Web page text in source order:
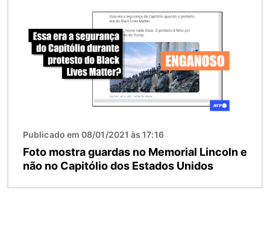
Publicado em 08/01/2021 às 17:16
Foto mostra guardas no Memorial Lincoln e
não no Capitólio dos Estados Unidos